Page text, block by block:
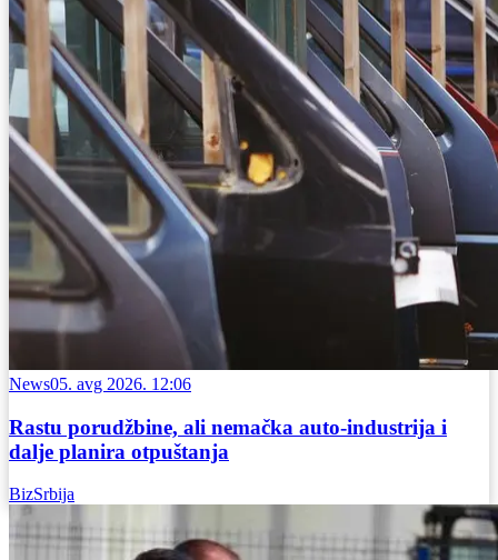
News05. avg 2026. 12:06
Rastu porudžbine, ali nemačka auto-industrija i
dalje planira otpuštanja
BizSrbija